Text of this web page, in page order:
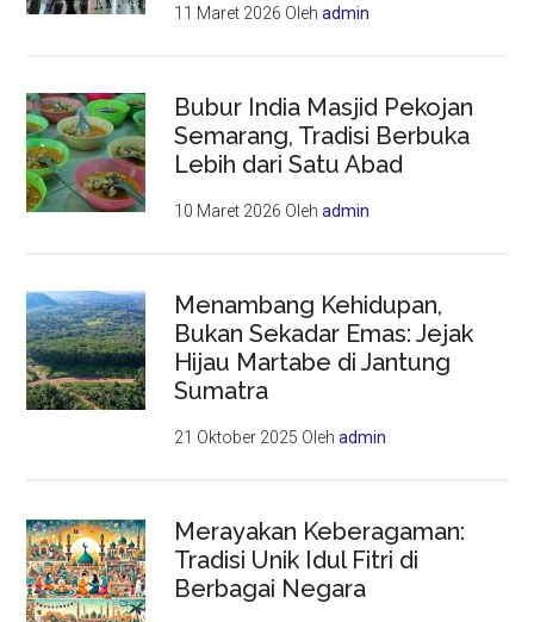
11 Maret 2026 Olehadmin
Bubur India Masjid Pekojan
Semarang, Tradisi Berbuka
Lebih dari Satu Abad
10 Maret 2026 Olehadmin
Menambang Kehidupan,
Bukan Sekadar Emas: Jejak
Hijau Martabe di Jantung
Sumatra
21 Oktober 2025 Olehadmin
Merayakan Keberagaman:
Tradisi Unik Idul Fitri di
Berbagai Negara